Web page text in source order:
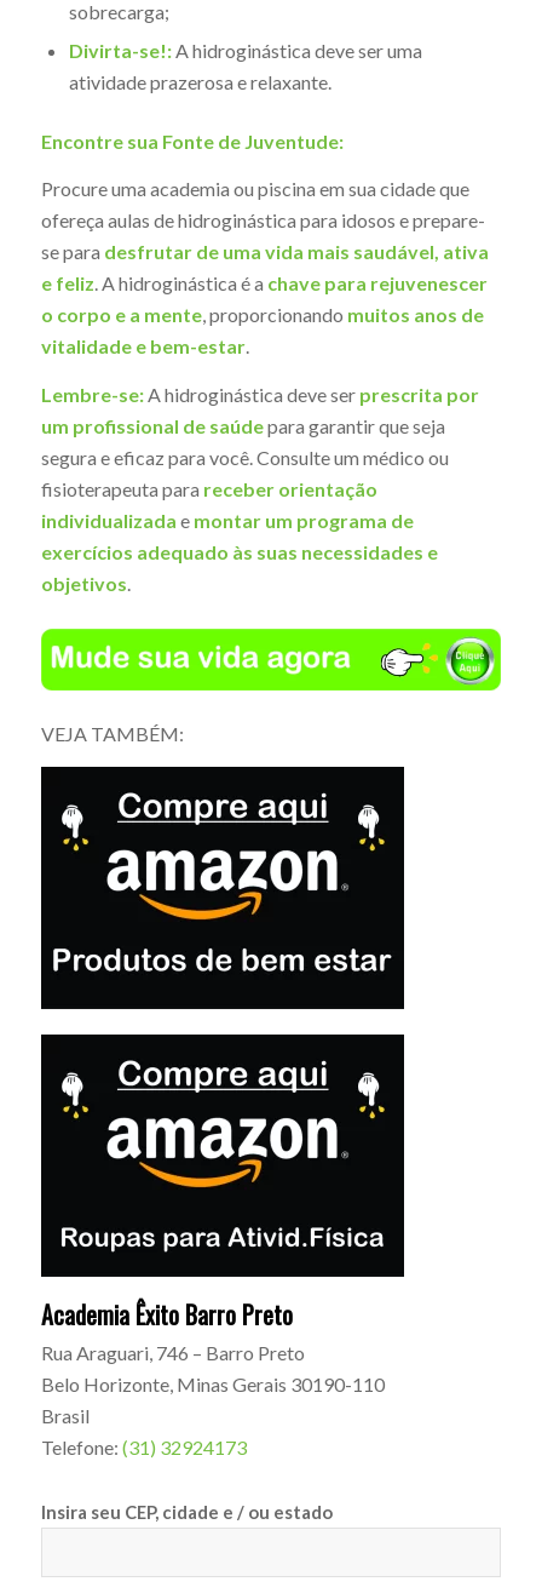
sobrecarga;
Divirta-se!:A hidroginástica deve ser uma
atividade prazerosa e relaxante.
Encontre sua Fonte de Juventude:
Procure uma academia ou piscina em sua cidade que
ofereça aulas de hidroginástica para idosos e prepare-
se para desfrutar de uma vida mais saudável, ativa
e feliz. A hidroginástica é a chave para rejuvenescer
o corpo e a mente, proporcionando muitos anos de
vitalidade e bem-estar.
Lembre-se:A hidroginástica deve ser prescrita por
um profissional de saúdepara garantir que seja
segura e eficaz para você. Consulte um médico ou
fisioterapeuta para receber orientação
individualizada e montar um programa de
exercícios adequado às suas necessidades e
objetivos.
VEJA TAMBÉM:
Academia Êxito Barro Preto
Rua Araguari, 746 – Barro Preto
Belo Horizonte, Minas Gerais 30190-110
Brasil
Telefone: (31) 32924173
Insira seu CEP, cidade e / ou estado